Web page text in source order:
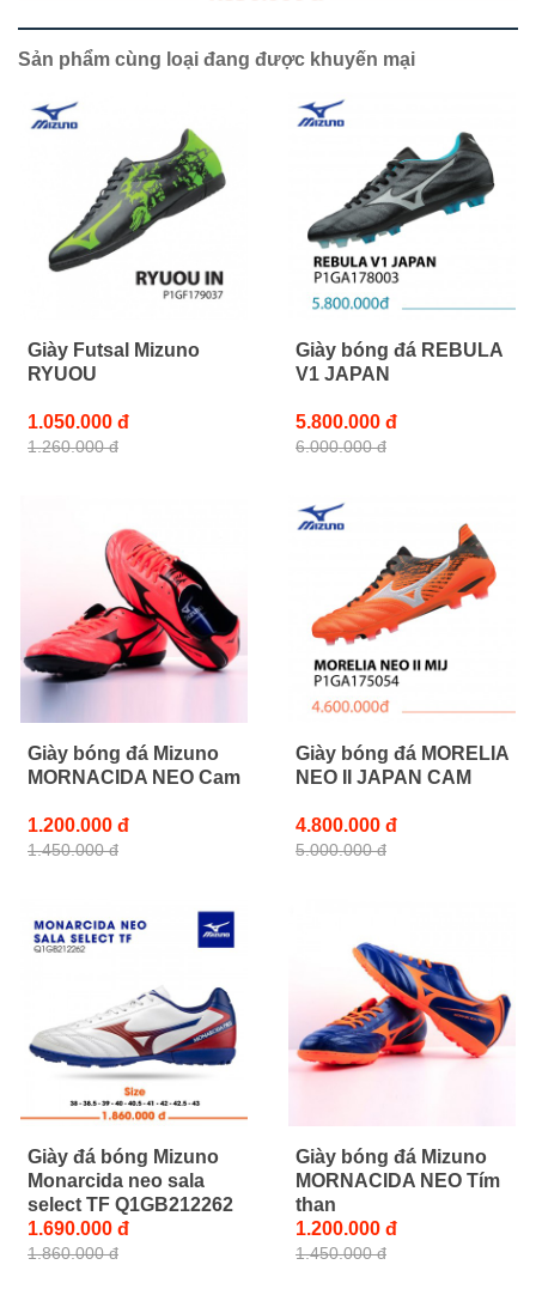
Sản phẩm cùng loại đang được khuyến mại
Giày Futsal Mizuno
RYUOU
1.050.000 đ
1.260.000 đ
Giày bóng đá REBULA
V1 JAPAN
5.800.000 đ
6.000.000 đ
Giày bóng đá Mizuno
MORNACIDA NEO Cam
1.200.000 đ
1.450.000 đ
Giày bóng đá MORELIA
NEO II JAPAN CAM
4.800.000 đ
5.000.000 đ
Giày đá bóng Mizuno
Monarcida neo sala
select TF Q1GB212262
1.690.000 đ
1.860.000 đ
Giày bóng đá Mizuno
MORNACIDA NEO Tím
than
1.200.000 đ
1.450.000 đ